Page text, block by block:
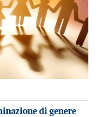
di genere